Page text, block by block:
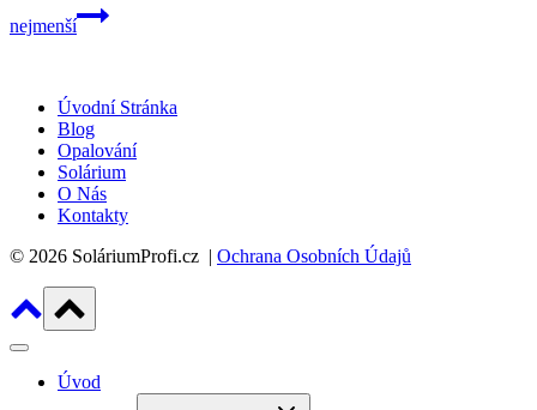
nejmenší
Úvodní Stránka
Blog
Opalování
Solárium
O Nás
Kontakty
© 2026 SoláriumProfi.cz | Ochrana Osobních Údajů
Úvod